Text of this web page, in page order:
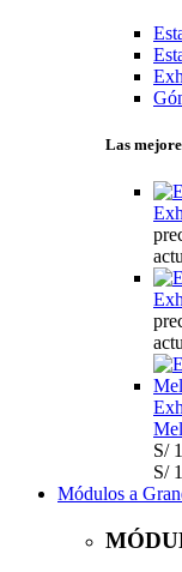
Las
S/
S/
Módulos a